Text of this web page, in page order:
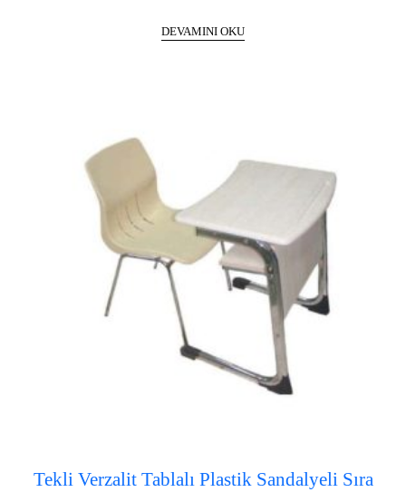
DEVAMINI OKU
Tekli Verzalit Tablalı Plastik Sandalyeli Sıra